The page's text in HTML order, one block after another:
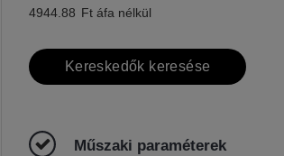
4944.88 Ft áfa nélkül
Kereskedők keresése
Műszaki paraméterek